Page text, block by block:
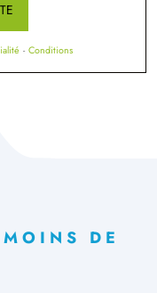
- Conditions
DE